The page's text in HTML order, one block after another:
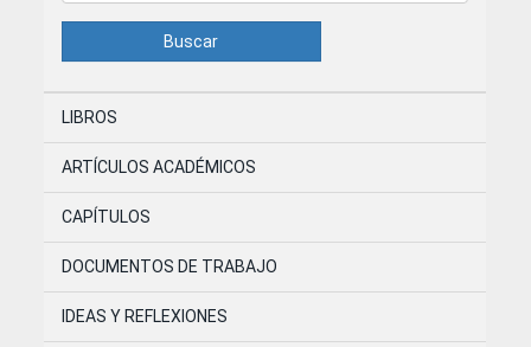
Buscar
LIBROS
ARTÍCULOS ACADÉMICOS
CAPÍTULOS
DOCUMENTOS DE TRABAJO
IDEAS Y REFLEXIONES